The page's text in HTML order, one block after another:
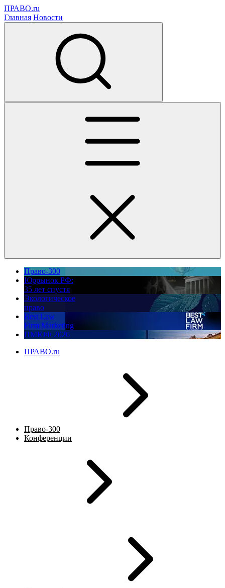
ПРАВО.ru
Главная Новости
Право-300
Юррынок РФ:
35 лет спустя
Экологическое
право
Best Law
Firm Marketing
ПМЮФ 2026
ПРАВО.ru
Право-300
Конференции